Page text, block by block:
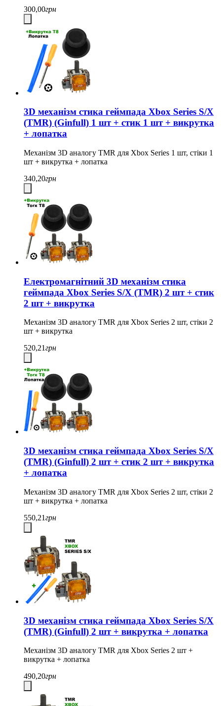
300,00грн
3D механізм стика геймпада Xbox Series S/X
(TMR) (Ginfull) 1 шт + стик 1 шт + викрутка
+ лопатка
Механізм 3D аналогу TMR для Xbox Series 1 шт, стіки 1
шт + викрутка + лопатка
340,20грн
Електромагнітний 3D механізм стика
геймпада Xbox Series S/X (TMR) 2 шт + стик
2 шт + викрутка
Механізм 3D аналогу TMR для Xbox Series 2 шт, стіки 2
шт + викрутка
520,21грн
3D механізм стика геймпада Xbox Series S/X
(TMR) (Ginfull) 2 шт + стик 2 шт + викрутка
+ лопатка
Механізм 3D аналогу TMR для Xbox Series 2 шт, стіки 2
шт + викрутка + лопатка
550,21грн
3D механізм стика геймпада Xbox Series S/X
(TMR) (Ginfull) 2 шт + викрутка + лопатка
Механізм 3D аналогу TMR для Xbox Series 2 шт +
викрутка + лопатка
490,20грн